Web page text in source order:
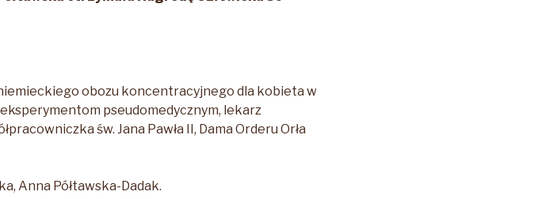
obozu koncentracyjnego dla kobieta w
pseudomedycznym, lekarz
św. Jana Pawła II, Dama Orderu Orła
Anna Półtawska-Dadak.